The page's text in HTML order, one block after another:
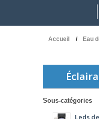
Accueil Eau
Sous-catégories